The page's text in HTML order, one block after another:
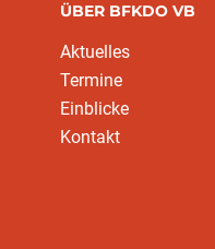
ÜBER BFKDO VB
Aktuelles
Termine
Einblicke
Kontakt